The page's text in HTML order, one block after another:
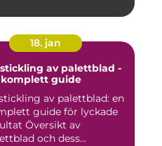
18. jan
av palettblad -
guide
av palettblad: en
guide för lyckade
av
och dess...